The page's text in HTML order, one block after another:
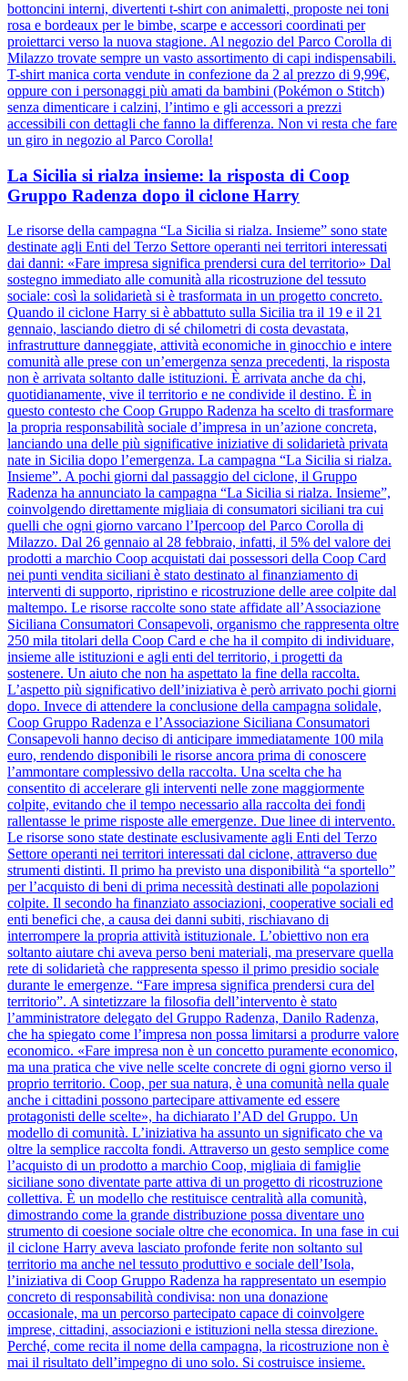
bottoncini interni, divertenti t-shirt con animaletti, proposte nei toni
rosa e bordeaux per le bimbe, scarpe e accessori coordinati per
proiettarci verso la nuova stagione. Al negozio del Parco Corolla di
Milazzo trovate sempre un vasto assortimento di capi indispensabili.
T-shirt manica corta vendute in confezione da 2 al prezzo di 9,99€,
oppure con i personaggi più amati da bambini (Pokémon o Stitch)
senza dimenticare i calzini, l’intimo e gli accessori a prezzi
accessibili con dettagli che fanno la differenza. Non vi resta che fare
un giro in negozio al Parco Corolla!
La Sicilia si rialza insieme: la risposta di Coop
Gruppo Radenza dopo il ciclone Harry
Le risorse della campagna “La Sicilia si rialza. Insieme” sono state
destinate agli Enti del Terzo Settore operanti nei territori interessati
dai danni: «Fare impresa significa prendersi cura del territorio» Dal
sostegno immediato alle comunità alla ricostruzione del tessuto
sociale: così la solidarietà si è trasformata in un progetto concreto.
Quando il ciclone Harry si è abbattuto sulla Sicilia tra il 19 e il 21
gennaio, lasciando dietro di sé chilometri di costa devastata,
infrastrutture danneggiate, attività economiche in ginocchio e intere
comunità alle prese con un’emergenza senza precedenti, la risposta
non è arrivata soltanto dalle istituzioni. È arrivata anche da chi,
quotidianamente, vive il territorio e ne condivide il destino. È in
questo contesto che Coop Gruppo Radenza ha scelto di trasformare
la propria responsabilità sociale d’impresa in un’azione concreta,
lanciando una delle più significative iniziative di solidarietà privata
nate in Sicilia dopo l’emergenza. La campagna “La Sicilia si rialza.
Insieme”. A pochi giorni dal passaggio del ciclone, il Gruppo
Radenza ha annunciato la campagna “La Sicilia si rialza. Insieme”,
coinvolgendo direttamente migliaia di consumatori siciliani tra cui
quelli che ogni giorno varcano l’Ipercoop del Parco Corolla di
Milazzo. Dal 26 gennaio al 28 febbraio, infatti, il 5% del valore dei
prodotti a marchio Coop acquistati dai possessori della Coop Card
nei punti vendita siciliani è stato destinato al finanziamento di
interventi di supporto, ripristino e ricostruzione delle aree colpite dal
maltempo. Le risorse raccolte sono state affidate all’Associazione
Siciliana Consumatori Consapevoli, organismo che rappresenta oltre
250 mila titolari della Coop Card e che ha il compito di individuare,
insieme alle istituzioni e agli enti del territorio, i progetti da
sostenere. Un aiuto che non ha aspettato la fine della raccolta.
L’aspetto più significativo dell’iniziativa è però arrivato pochi giorni
dopo. Invece di attendere la conclusione della campagna solidale,
Coop Gruppo Radenza e l’Associazione Siciliana Consumatori
Consapevoli hanno deciso di anticipare immediatamente 100 mila
euro, rendendo disponibili le risorse ancora prima di conoscere
l’ammontare complessivo della raccolta. Una scelta che ha
consentito di accelerare gli interventi nelle zone maggiormente
colpite, evitando che il tempo necessario alla raccolta dei fondi
rallentasse le prime risposte alle emergenze. Due linee di intervento.
Le risorse sono state destinate esclusivamente agli Enti del Terzo
Settore operanti nei territori interessati dal ciclone, attraverso due
strumenti distinti. Il primo ha previsto una disponibilità “a sportello”
per l’acquisto di beni di prima necessità destinati alle popolazioni
colpite. Il secondo ha finanziato associazioni, cooperative sociali ed
enti benefici che, a causa dei danni subiti, rischiavano di
interrompere la propria attività istituzionale. L’obiettivo non era
soltanto aiutare chi aveva perso beni materiali, ma preservare quella
rete di solidarietà che rappresenta spesso il primo presidio sociale
durante le emergenze. “Fare impresa significa prendersi cura del
territorio”. A sintetizzare la filosofia dell’intervento è stato
l’amministratore delegato del Gruppo Radenza, Danilo Radenza,
che ha spiegato come l’impresa non possa limitarsi a produrre valore
economico. «Fare impresa non è un concetto puramente economico,
ma una pratica che vive nelle scelte concrete di ogni giorno verso il
proprio territorio. Coop, per sua natura, è una comunità nella quale
anche i cittadini possono partecipare attivamente ed essere
protagonisti delle scelte», ha dichiarato l’AD del Gruppo. Un
modello di comunità. L’iniziativa ha assunto un significato che va
oltre la semplice raccolta fondi. Attraverso un gesto semplice come
l’acquisto di un prodotto a marchio Coop, migliaia di famiglie
siciliane sono diventate parte attiva di un progetto di ricostruzione
collettiva. È un modello che restituisce centralità alla comunità,
dimostrando come la grande distribuzione possa diventare uno
strumento di coesione sociale oltre che economica. In una fase in cui
il ciclone Harry aveva lasciato profonde ferite non soltanto sul
territorio ma anche nel tessuto produttivo e sociale dell’Isola,
l’iniziativa di Coop Gruppo Radenza ha rappresentato un esempio
concreto di responsabilità condivisa: non una donazione
occasionale, ma un percorso partecipato capace di coinvolgere
imprese, cittadini, associazioni e istituzioni nella stessa direzione.
Perché, come recita il nome della campagna, la ricostruzione non è
mai il risultato dell’impegno di uno solo. Si costruisce insieme.